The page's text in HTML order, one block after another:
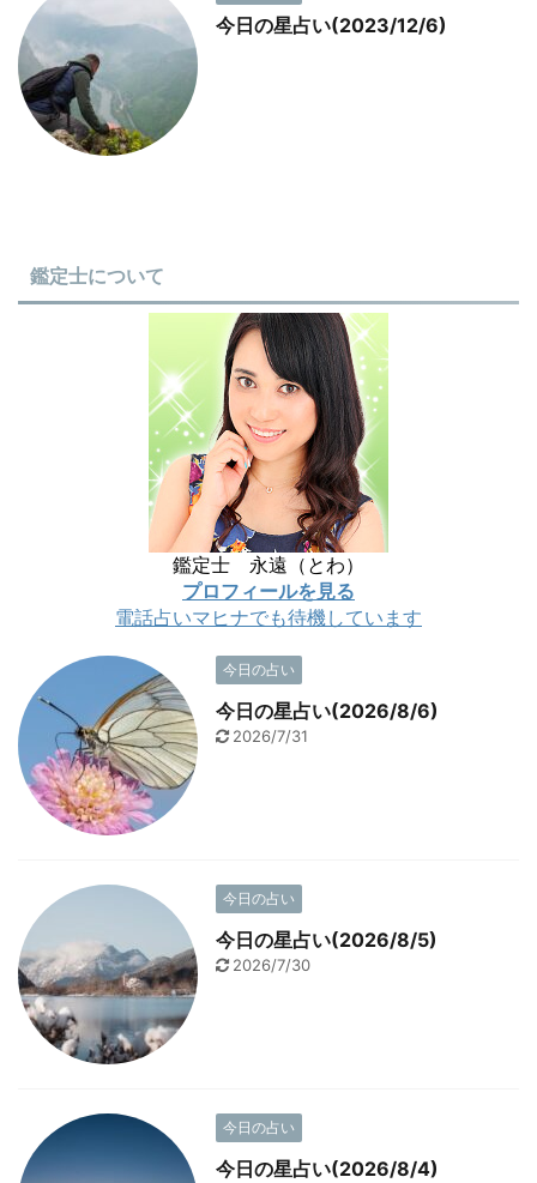
今日の星占い(2023/12/6)
鑑定士について
鑑定士 永遠（とわ）
プロフィールを見る
電話占いマヒナでも待機しています
今日の占い
今日の星占い(2026/8/6)
2026/7/31
今日の占い
今日の星占い(2026/8/5)
2026/7/30
今日の占い
今日の星占い(2026/8/4)